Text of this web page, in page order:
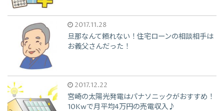
2017.11.28
旦那なんて頼れない！住宅ローンの相談相手は
お義父さんだった！
2017.12.22
宮崎の太陽光発電はパナソニックがおすすめ！
10Kwで月平均4万円の売電収入♪